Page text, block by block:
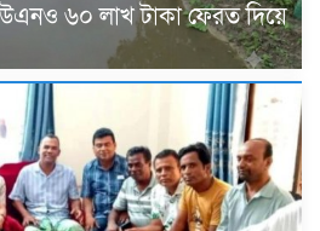
৬০ লাখ টাকা ফেরত দিয়ে